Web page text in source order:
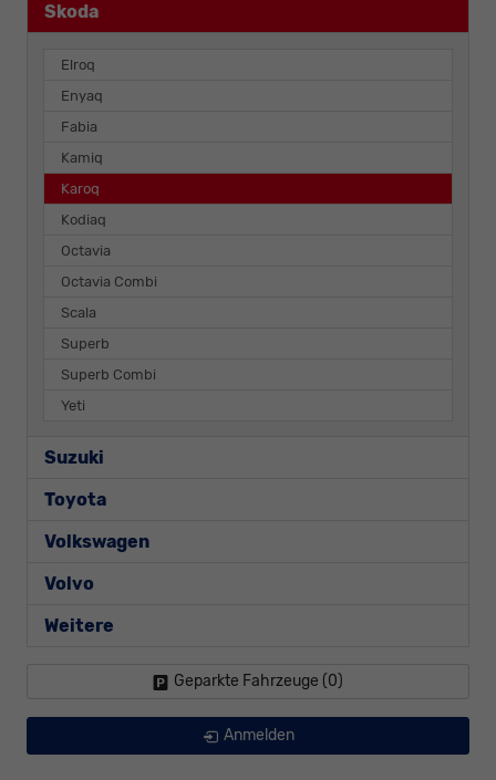
Skoda
Elroq
Enyaq
Fabia
Kamiq
Karoq
Kodiaq
Octavia
Octavia Combi
Scala
Superb
Superb Combi
Yeti
Suzuki
Toyota
Volkswagen
Volvo
Weitere
Geparkte Fahrzeuge (0)
Anmelden